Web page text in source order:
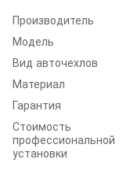
Производитель
Модель
Вид авточехлов
Материал
Гарантия
Стоимость
профессиональной
установки